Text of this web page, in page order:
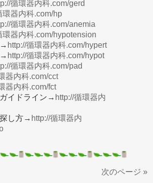
循環器内科.com/gerd
環器内科.com/hp
循環器内科.com/anemia
環器内科.com/hypotension
→ http://循環器内科.com/hypert
→ http://循環器内科.com/hypot
循環器内科.com/pad
器内科.com/cct
器内科.com/fct
イドライン→ http://循環器内
し方→ http://循環器内
次のページ »